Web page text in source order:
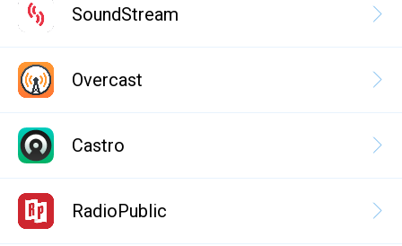
SoundStream
Overcast
Castro
RadioPublic